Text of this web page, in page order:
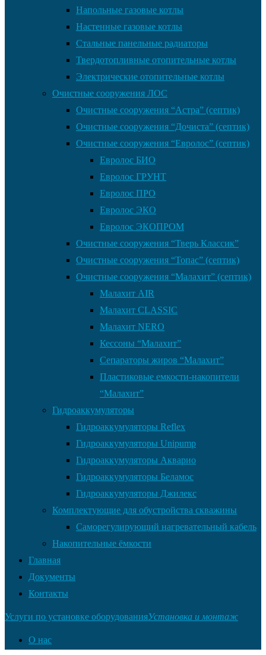
Напольные газовые котлы
Настенные газовые котлы
Стальные панельные радиаторы
Твердотопливные отопительные котлы
Электрические отопительные котлы
Очистные сооружения ЛОС
Очистные сооружения “Астра” (септик)
Очистные сооружения “Дочиста” (септик)
Очистные сооружения “Евролос” (септик)
Евролос БИО
Евролос ГРУНТ
Евролос ПРО
Евролос ЭКО
Евролос ЭКОПРОМ
Очистные сооружения “Тверь Классик”
Очистные сооружения “Топас” (септик)
Очистные сооружения “Малахит” (септик)
Малахит AIR
Малахит CLASSIC
Малахит NERO
Кессоны “Малахит”
Сепараторы жиров “Малахит”
Пластиковые емкости-накопители
“Малахит”
Гидроаккумуляторы
Гидроаккумуляторы Reflex
Гидроаккумуляторы Unipump
Гидроаккумуляторы Акварио
Гидроаккумуляторы Беламос
Гидроаккумуляторы Джилекс
Комплектующие для обустройства скважины
Саморегулирующий нагревательный кабель
Накопительные ёмкости
Главная
Документы
Контакты
Услуги по установке оборудованияУстановка и монтаж
О нас